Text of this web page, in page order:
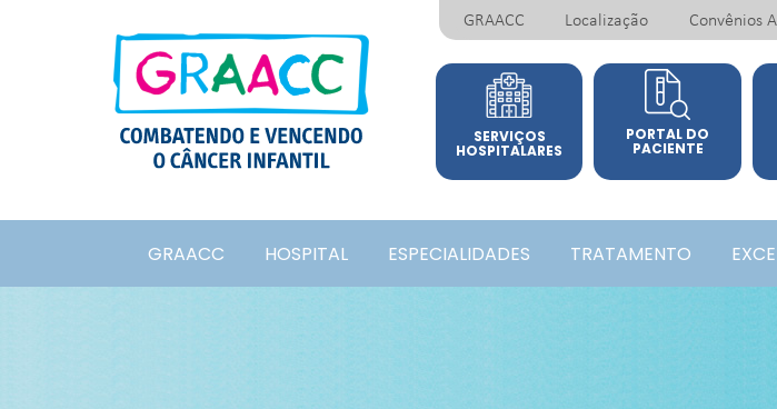
GRAACC Localização Convênios
SERVIÇOS
HOSPITALARES
PORTAL DO
PACIENTE
GRAACC HOSPITAL ESPECIALIDADES TRATAMENTO